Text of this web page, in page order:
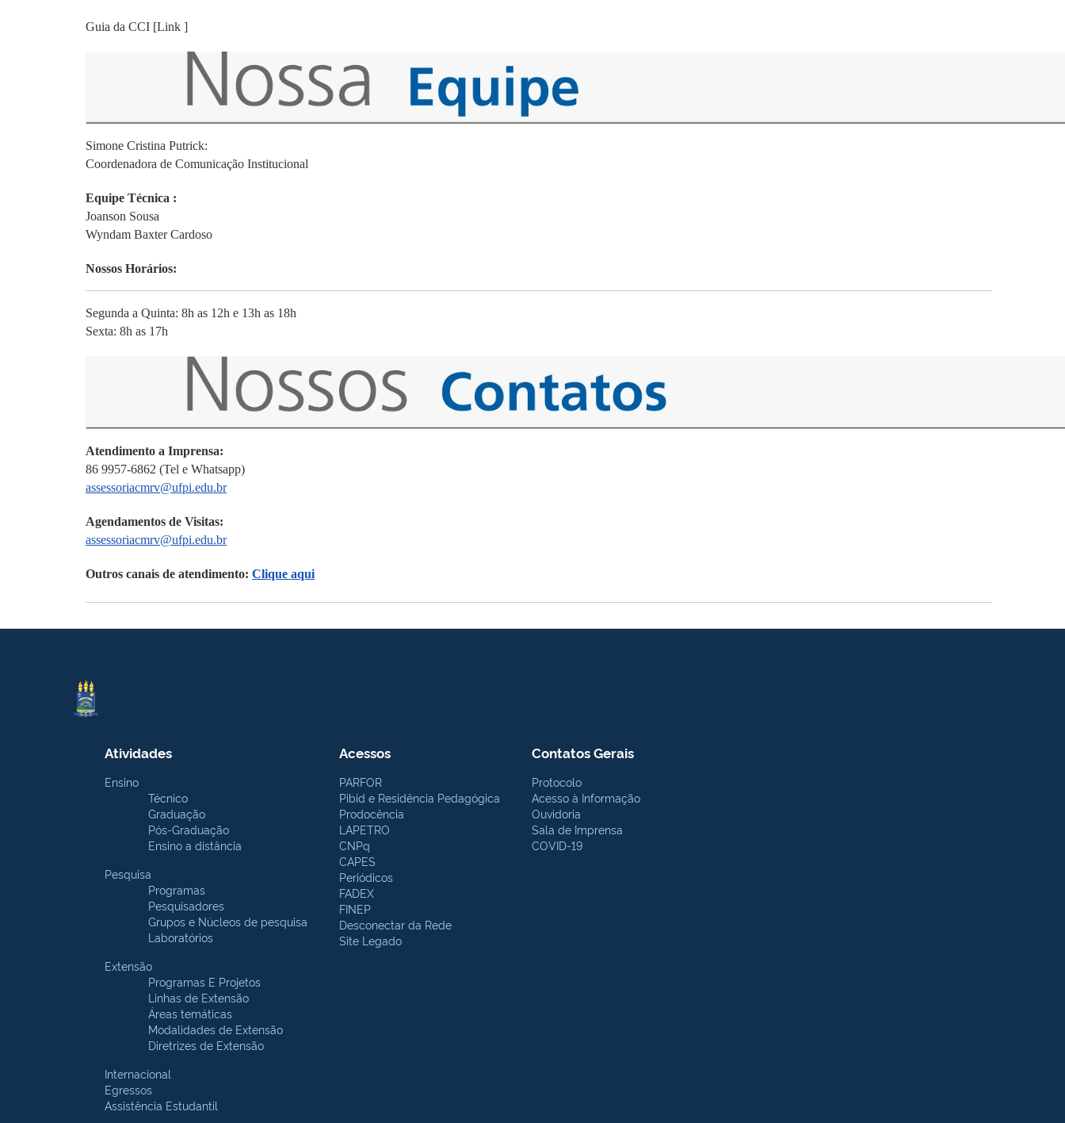
Guia da CCI [Link ]
Simone Cristina Putrick:
Coordenadora de Comunicação Institucional
Equipe Técnica :
Joanson Sousa
Wyndam Baxter Cardoso
Nossos Horários:
Segunda a Quinta: 8h as 12h e 13h as 18h
Sexta: 8h as 17h
Atendimento a Imprensa:
86 9957-6862 (Tel e Whatsapp)
assessoriacmrv@ufpi.edu.br
Agendamentos de Visitas:
assessoriacmrv@ufpi.edu.br
Outros canais de atendimento: Clique aqui
Atividades
Ensino
Técnico
Graduação
Pós-Graduação
Ensino a distância
Pesquisa
Programas
Pesquisadores
Grupos e Núcleos de pesquisa
Laboratórios
Extensão
Programas E Projetos
Linhas de Extensão
Áreas temáticas
Modalidades de Extensão
Diretrizes de Extensão
Internacional
Egressos
Assistência Estudantil
Acessos
PARFOR
Pibid e Residência Pedagógica
Prodocência
LAPETRO
CNPq
CAPES
Periódicos
FADEX
FINEP
Desconectar da Rede
Site Legado
Contatos Gerais
Protocolo
Acesso à Informação
Ouvidoria
Sala de Imprensa
COVID-19